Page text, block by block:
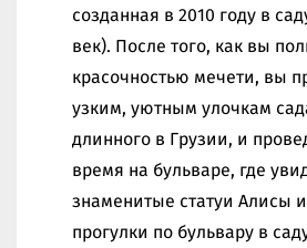
созданная в 2010 году в
век). После того, как вы
красочностью мечети, вы
узким, уютным улочкам
длинного в Грузии, и
время на бульваре, где
знаменитые статуи Алисы
прогулки по бульвару в